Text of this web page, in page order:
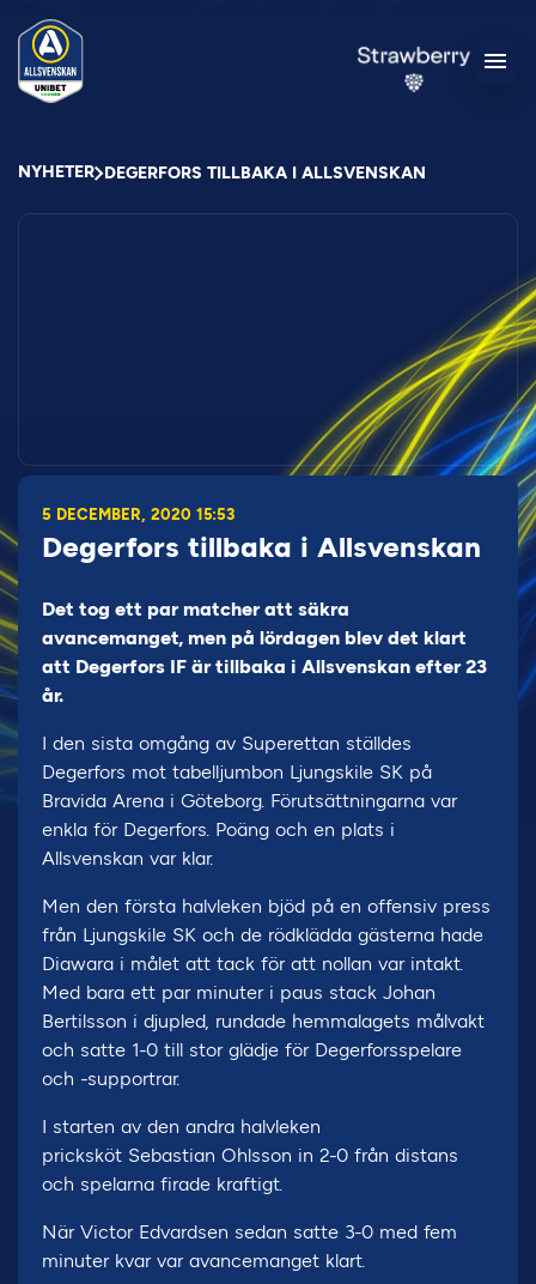
NYHETER DEGERFORS TILLBAKA I ALLSVENSKAN
5 DECEMBER, 2020 15:53
Degerfors tillbaka i Allsvenskan
Det tog ett par matcher att säkra
avancemanget, men på lördagen blev det klart
att Degerfors IF är tillbaka i Allsvenskan efter 23
år.
I den sista omgång av Superettan ställdes
Degerfors mot tabelljumbon Ljungskile SK på
Bravida Arena i Göteborg. Förutsättningarna var
enkla för Degerfors. Poäng och en plats i
Allsvenskan var klar.
Men den första halvleken bjöd på en offensiv press
från Ljungskile SK och de rödklädda gästerna hade
Diawara i målet att tack för att nollan var intakt.
Med bara ett par minuter i paus stack Johan
Bertilsson i djupled, rundade hemmalagets målvakt
och satte 1-0 till stor glädje för Degerforsspelare
och -supportrar.
I starten av den andra halvleken
pricksköt Sebastian Ohlsson in 2-0 från distans
och spelarna firade kraftigt.
När Victor Edvardsen sedan satte 3-0 med fem
minuter kvar var avancemanget klart.